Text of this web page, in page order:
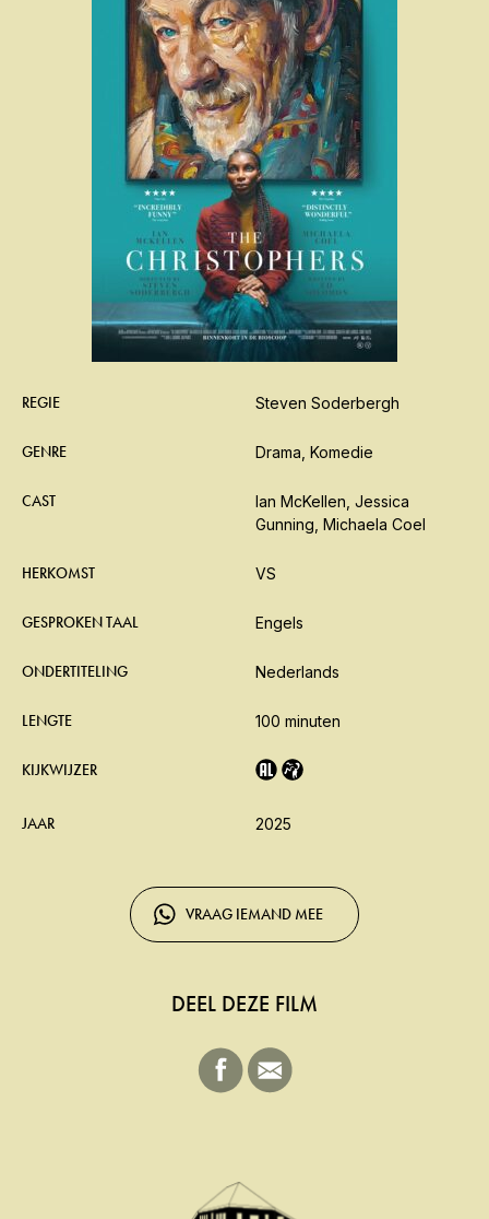
REGIE Steven Soderbergh
GENRE Drama, Komedie
CAST
Ian McKellen, Jessica
Gunning, Michaela Coel
HERKOMST VS
GESPROKEN TAAL Engels
ONDERTITELING Nederlands
LENGTE 100 minuten
KIJKWIJZER
JAAR 2025
VRAAG IEMAND MEE
DEEL DEZE FILM